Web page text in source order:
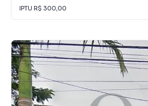
IPTU R$ 300,00